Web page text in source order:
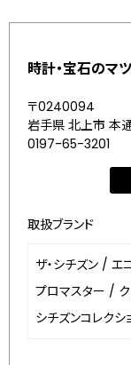
時計・宝石のマ
〒0240094
岩手県 北上市 本
0197-65-3201
取扱ブランド
ザ・シチズン / エ
プロマスター /
シチズンコレクシ